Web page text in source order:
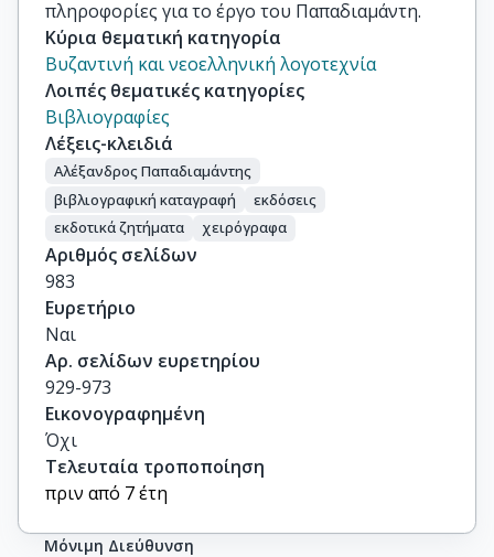
πληροφορίες για το έργο του Παπαδιαμάντη.
Κύρια θεματική κατηγορία
Βυζαντινή και νεοελληνική λογοτεχνία
Λοιπές θεματικές κατηγορίες
Βιβλιογραφίες
Λέξεις-κλειδιά
Αλέξανδρος Παπαδιαμάντης
βιβλιογραφική καταγραφή
εκδόσεις
εκδοτικά ζητήματα
χειρόγραφα
Αριθμός σελίδων
983
Ευρετήριο
Ναι
Αρ. σελίδων ευρετηρίου
929-973
Εικονογραφημένη
Όχι
Τελευταία τροποποίηση
πριν από 7 έτη
Μόνιμη Διεύθυνση